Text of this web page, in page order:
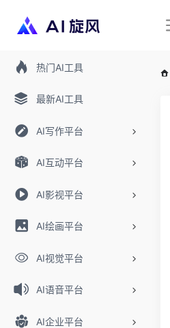
热门AI工具
最新AI工具
AI写作平台
AI互动平台
AI影视平台
AI绘画平台
AI视觉平台
AI语音平台
AI企业平台